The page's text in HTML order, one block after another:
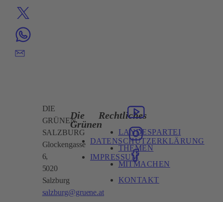
DIE
GRÜNEN
SALZBURG
Glockengasse
6,
5020
Salzburg
salzburg@gruene.at
Die
Grünen
DATENSCHUTZERKLÄRUNG
IMPRESSUM
Rechtliches
LANDESPARTEI
THEMEN
MITMACHEN
KONTAKT